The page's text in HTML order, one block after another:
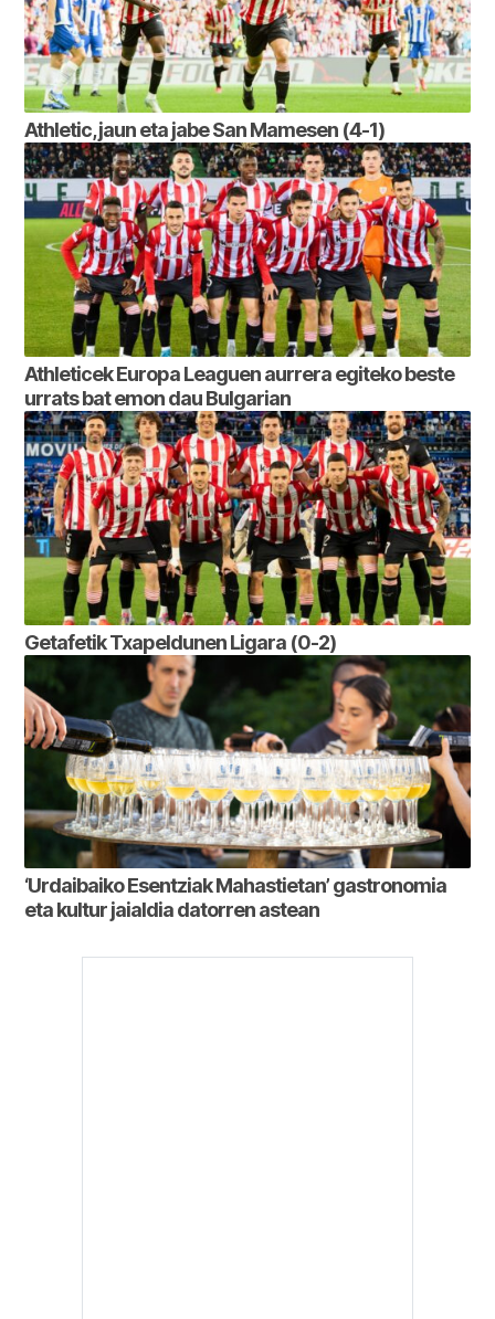
Athletic, jaun eta jabe San Mamesen (4-1)
Athleticek Europa Leaguen aurrera egiteko beste
urrats bat emon dau Bulgarian
Getafetik Txapeldunen Ligara (0-2)
‘Urdaibaiko Esentziak Mahastietan’ gastronomia
eta kultur jaialdia datorren astean